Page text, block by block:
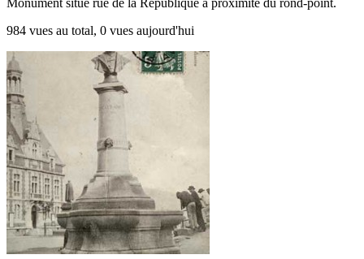
984 vues au total, 0 vues aujourd'hui